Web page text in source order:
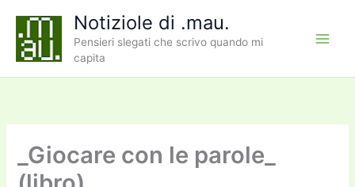
contenuto
Notiziole di .mau.
Pensieri slegati che scrivo quando mi
capita
_Giocare con le parole_